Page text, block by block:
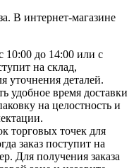
В интернет-магазине
10:00 до 14:00 или с
на склад,
уточнения деталей.
удобное время доставки
на целостность и
торговых точек для
заказ поступит на
Для получения заказа